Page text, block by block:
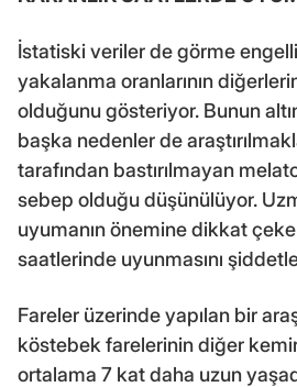
İstatiski veriler de görme
yakalanma oranlarının
olduğunu gösteriyor. Bunun
başka nedenler de
tarafından bastırılmayan
sebep olduğu düşünülüyor.
uyumanın önemine dikkat
saatlerinde uyunmasını
Fareler üzerinde yapılan bir
köstebek farelerinin diğer
ortalama 7 kat daha uzun